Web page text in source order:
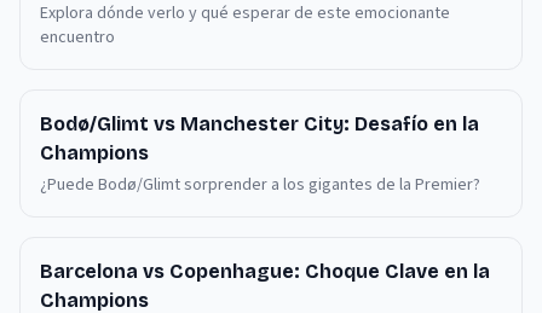
Explora dónde verlo y qué esperar de este emocionante
encuentro
Bodø/Glimt vs Manchester City: Desafío en la
Champions
¿Puede Bodø/Glimt sorprender a los gigantes de la Premier?
Barcelona vs Copenhague: Choque Clave en la
Champions